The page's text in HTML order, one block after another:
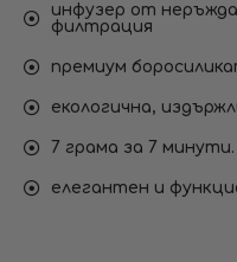
инфузер от
филтрация
премиум
екологична,
7 грама за 7
елегантен и